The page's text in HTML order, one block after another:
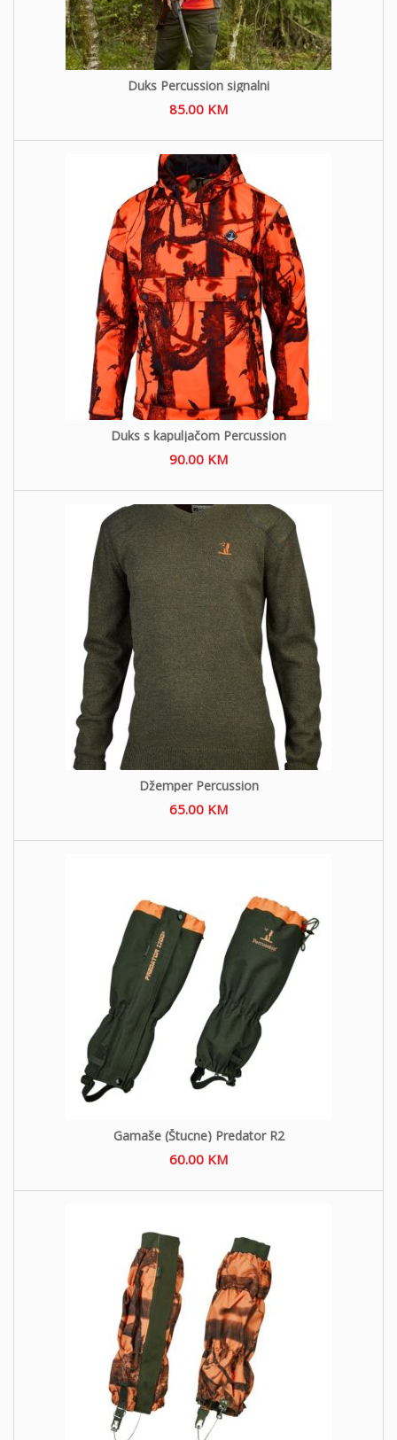
Duks Percussion signalni
85.00 KM
Duks s kapuljačom Percussion
90.00 KM
Džemper Percussion
65.00 KM
Gamaše (Štucne) Predator R2
60.00 KM